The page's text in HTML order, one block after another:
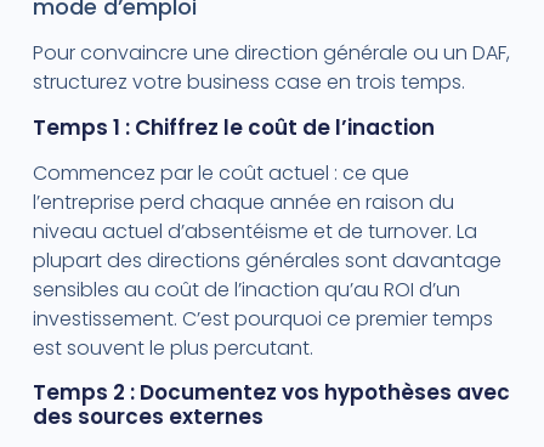
mode d’emploi
Pour convaincre une direction générale ou un DAF,
structurez votre business case en trois temps.
Temps 1 : Chiffrez le coût de l’inaction
Commencez par le coût actuel : ce que
l’entreprise perd chaque année en raison du
niveau actuel d’absentéisme et de turnover. La
plupart des directions générales sont davantage
sensibles au coût de l’inaction qu’au ROI d’un
investissement. C’est pourquoi ce premier temps
est souvent le plus percutant.
Temps 2 : Documentez vos hypothèses avec
des sources externes